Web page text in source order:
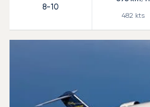
8-10
482 kts